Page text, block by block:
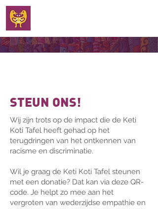
STEUN ONS!
Wij zijn trots op de impact die de Keti
Koti Tafel heeft gehad op het
terugdringen van het ontkennen van
racisme en discriminatie.
Wil je graag de Keti Koti Tafel steunen
met een donatie? Dat kan via deze QR-
code. Je helpt zo mee aan het
vergroten van wederzijdse empathie en